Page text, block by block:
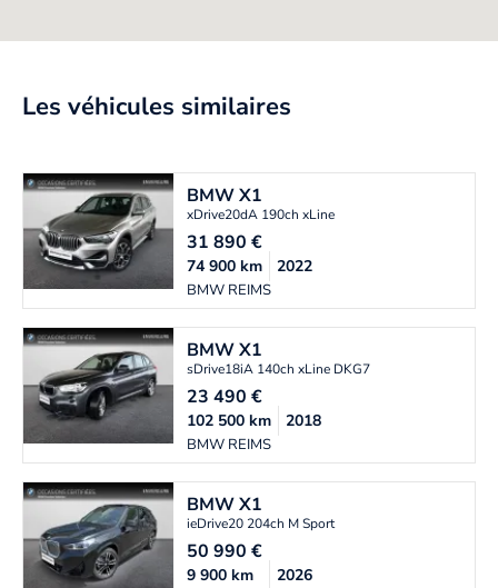
Les véhicules similaires
BMWX1
xDrive20dA 190ch xLine
31 890€
BMW REIMS
74 900km 2022
BMWX1
sDrive18iA 140ch xLine DKG7
23 490€
BMW REIMS
102 500km 2018
BMWX1
ieDrive20 204ch M Sport
50 990€
9 900km 2026